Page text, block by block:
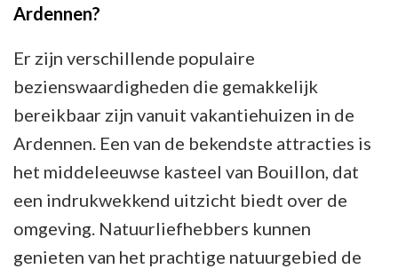
Ardennen?
Er zijn verschillende populaire
bezienswaardigheden die gemakkelijk
bereikbaar zijn vanuit vakantiehuizen in de
Ardennen. Een van de bekendste attracties is
het middeleeuwse kasteel van Bouillon, dat
een indrukwekkend uitzicht biedt over de
omgeving. Natuurliefhebbers kunnen
genieten van het prachtige natuurgebied de